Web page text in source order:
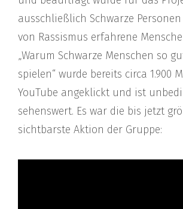
ausschließlich Schwarze
von Rassismus erfahrene
„Warum Schwarze Menschen so
spielen“ wurde bereits circa 1.900
YouTube angeklickt und ist
sehenswert. Es war die bis jetzt
sichtbarste Aktion der Gruppe: